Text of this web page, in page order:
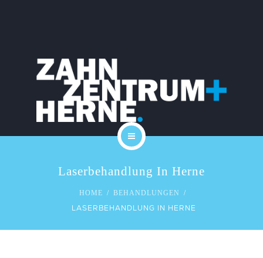
LEISTUNGEN
KOSTEN
SERVICE
KONTAKTLaserbehandlung In Herne
HOME BEHANDLUNGEN
LASERBEHANDLUNG IN HERNE